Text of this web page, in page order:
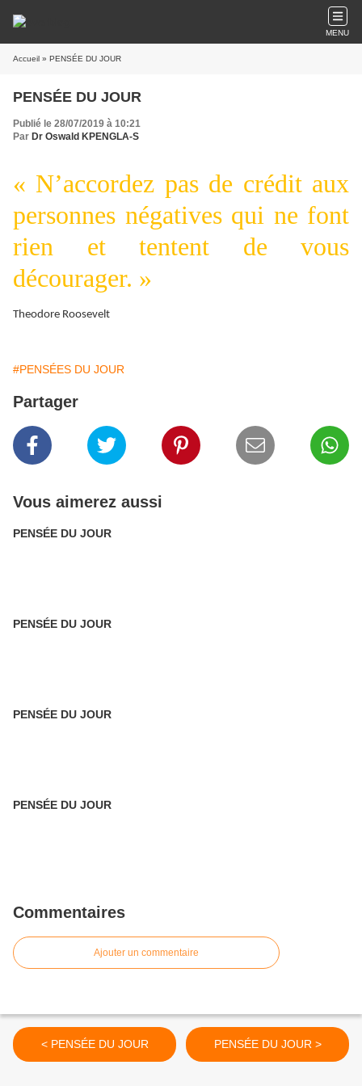
MENU
Accueil » PENSÉE DU JOUR
PENSÉE DU JOUR
Publié le 28/07/2019 à 10:21
Par Dr Oswald KPENGLA-S
« N’accordez pas de crédit aux
personnes négatives qui ne font
rien et tentent de vous
décourager. »
Theodore Roosevelt
#PENSÉES DU JOUR
Partager
Vous aimerez aussi
PENSÉE DU JOUR
PENSÉE DU JOUR
PENSÉE DU JOUR
PENSÉE DU JOUR
Commentaires
Ajouter un commentaire
< PENSÉE DU JOUR PENSÉE DU JOUR >